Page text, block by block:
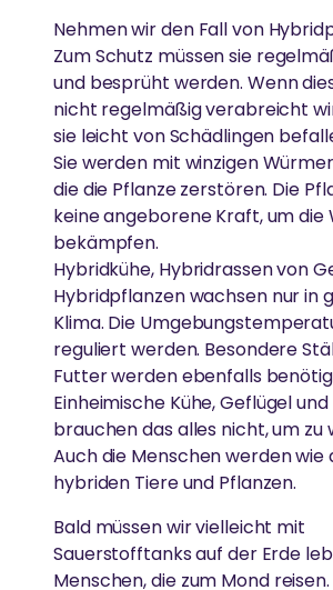
Nehmen wir den Fall von
Zum Schutz müssen sie
und besprüht werden. Wenn
nicht regelmäßig verabreicht
sie leicht von Schädlingen
Sie werden mit winzigen
die die Pflanze zerstören. Die
keine angeborene Kraft, um die
bekämpfen.
Hybridkühe, Hybridrassen von
Hybridpflanzen wachsen nur in
Klima. Die
reguliert werden. Besondere
Futter werden ebenfalls
Einheimische Kühe, Geflügel
brauchen das alles nicht, um zu
Auch die Menschen werden wie
hybriden Tiere und Pflanzen.
Bald müssen wir vielleicht mit
Sauerstofftanks auf der Erde
Menschen, die zum Mond